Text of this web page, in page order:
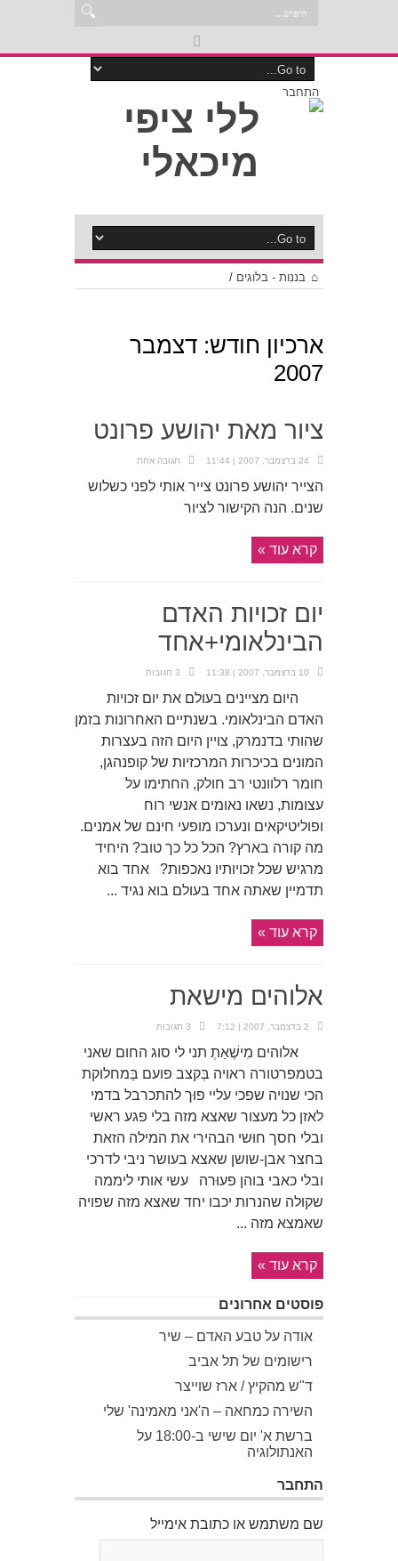
התחבר
בננות - בלוגים /
ארכיון חודש: דצמבר
2007
ציור מאת יהושע פרונט
24 בדצמבר, 2007 | 11:44 תגובה אחת
הצייר יהושע פרונט צייר אותי לפני כשלוש
שנים. הנה הקישור לציור
קרא עוד »
יום זכויות האדם
הבינלאומי+אחד
10 בדצמבר, 2007 | 11:38 3 תגובות
היום מציינים בעולם את יום זכויות
האדם הבינלאומי. בשנתיים האחרונות בזמן
שהותי בדנמרק, צויין היום הזה בעצרות
המונים בכיכרות המרכזיות של קופנהגן,
חומר רלוונטי רב חולק, החתימו על
עצומות, נשאו נאומים אנשי רוח
ופוליטיקאים ונערכו מופעי חינם של אמנים.
מה קורה בארץ? הכל כל כך טוב? היחיד
מרגיש שכל זכויותיו נאכפות? אחד בוא
תדמיין שאתה אחד בעולם בוא נגיד ...
קרא עוד »
אלוהים מישאת
2 בדצמבר, 2007 | 7:12 3 תגובות
אלוהים מִישֶׁאַתְ תני לי סוג החום שאני
בטמפרטורה ראויה בְּקצב פועם בַּמחלוקת
הכי שנויה שפכי עליי פוּך להתכרבל בדמי
לאזן כל מעצור שאצא מזה בלי פגע ראשי
ובלי חסך חוּשי הבהירי את המילה הזאת
בחצר אבן-שושן שאצא בעושר ניבי לדרכי
ובלי כאבי בוהן פעוּרה עשי אותי ליממה
שקוּלה שהנרות יכבו יחד שאצא מזה שפויה
שאמצא מזה ...
קרא עוד »
פוסטים אחרונים
אודה על טבע האדם – שיר
רישומים של תל אביב
ד"ש מהקיץ / ארז שוייצר
השירה כמחאה – ה'אני מאמינה' שלי
ברשת א' יום שישי ב-18:00 על
האנתולוגיה
התחבר
שם משתמש או כתובת אימייל